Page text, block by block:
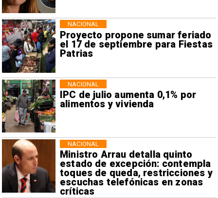
Proyecto propone sumar feriado
el 17 de septiembre para Fiestas
Patrias
NACIONAL
IPC de julio aumenta 0,1% por
alimentos y vivienda
NACIONAL
Ministro Arrau detalla quinto
estado de excepción: contempla
toques de queda, restricciones y
escuchas telefónicas en zonas
críticas
NACIONAL